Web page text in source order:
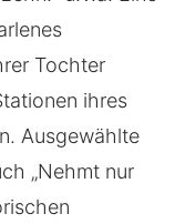
Tochter
ihres
Ausgewählte
„Nehmt nur